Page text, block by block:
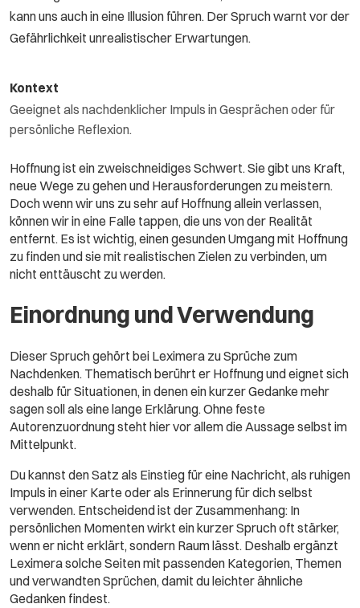
kann uns auch in eine Illusion führen. Der Spruch warnt vor der
Gefährlichkeit unrealistischer Erwartungen.
Kontext
Geeignet als nachdenklicher Impuls in Gesprächen oder für
persönliche Reflexion.
Hoffnung ist ein zweischneidiges Schwert. Sie gibt uns Kraft,
neue Wege zu gehen und Herausforderungen zu meistern.
Doch wenn wir uns zu sehr auf Hoffnung allein verlassen,
können wir in eine Falle tappen, die uns von der Realität
entfernt. Es ist wichtig, einen gesunden Umgang mit Hoffnung
zu finden und sie mit realistischen Zielen zu verbinden, um
nicht enttäuscht zu werden.
Einordnung und Verwendung
Dieser Spruch gehört bei Leximera zu Sprüche zum
Nachdenken. Thematisch berührt er Hoffnung und eignet sich
deshalb für Situationen, in denen ein kurzer Gedanke mehr
sagen soll als eine lange Erklärung. Ohne feste
Autorenzuordnung steht hier vor allem die Aussage selbst im
Mittelpunkt.
Du kannst den Satz als Einstieg für eine Nachricht, als ruhigen
Impuls in einer Karte oder als Erinnerung für dich selbst
verwenden. Entscheidend ist der Zusammenhang: In
persönlichen Momenten wirkt ein kurzer Spruch oft stärker,
wenn er nicht erklärt, sondern Raum lässt. Deshalb ergänzt
Leximera solche Seiten mit passenden Kategorien, Themen
und verwandten Sprüchen, damit du leichter ähnliche
Gedanken findest.